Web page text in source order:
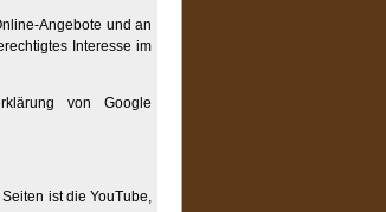
Angebote und an
Interesse im
von Google
ist die YouTube,